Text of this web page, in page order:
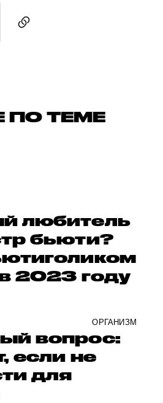
ПО ТЕМЕ
любитель
бьюти?
2023 году
ОРГАНИЗМ
вопрос:
если не
для